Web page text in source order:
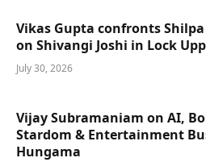
Vikas Gupta confronts
on Shivangi Joshi in Lock
July 30, 2026
Vijay Subramaniam on AI,
Stardom & Entertainment
Hungama